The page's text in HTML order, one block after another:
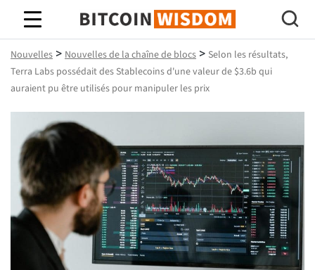
Bitcoin Sagesse
Nouvelles > Nouvelles de la chaîne de blocs > Selon les résultats,
Terra Labs possédait des Stablecoins d'une valeur de $3.6b qui
auraient pu être utilisés pour manipuler les prix